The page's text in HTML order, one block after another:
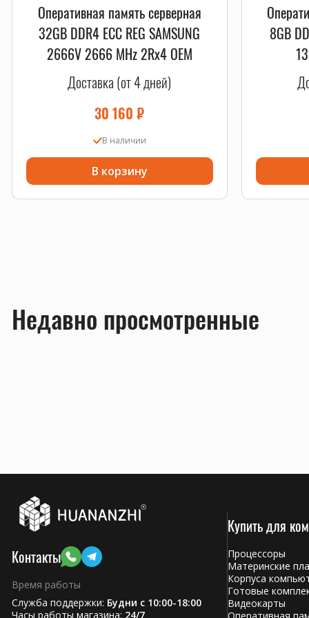
Оперативная память серверная
32GB DDR4 ECC REG SAMSUNG
2666V 2666 MHz 2Rx4 OEM
Доставка (от 4 дней)
30 160₽
В наличии
В корзину
8GB
Недавно просмотренные
Контакты
Время работы
Служба поддержки: Будни с 10:00-18:00
Часы работы магазина: 24/7
Купить для
Процессоры
Материнские
Корпуса
Готовые
Видеокарты